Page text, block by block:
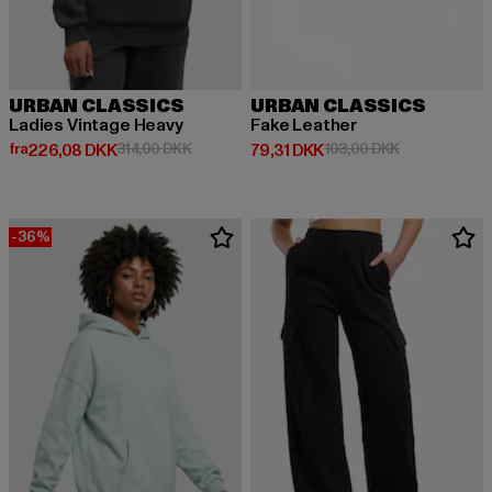
URBAN CLASSICS
Ladies Vintage Heavy
fra226,08 DKK
Nuværende pris: Fra 226,08 DKK
314,00 DKKKampagnepris: 314,00 DKK
URBAN CLASSICS
Fake Leather
79,31 DKK
Nuværende pris: 79,31 DKK
103,00 DKK
-36%